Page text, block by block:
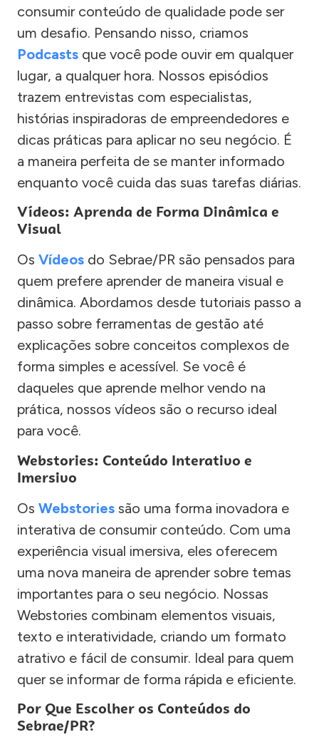
consumir conteúdo de qualidade pode ser
um desafio. Pensando nisso, criamos
Podcasts que você pode ouvir em qualquer
lugar, a qualquer hora. Nossos episódios
trazem entrevistas com especialistas,
histórias inspiradoras de empreendedores e
dicas práticas para aplicar no seu negócio. É
a maneira perfeita de se manter informado
enquanto você cuida das suas tarefas diárias.
Vídeos: Aprenda de Forma Dinâmica e
Visual
Os Vídeos do Sebrae/PR são pensados para
quem prefere aprender de maneira visual e
dinâmica. Abordamos desde tutoriais passo a
passo sobre ferramentas de gestão até
explicações sobre conceitos complexos de
forma simples e acessível. Se você é
daqueles que aprende melhor vendo na
prática, nossos vídeos são o recurso ideal
para você.
Webstories: Conteúdo Interativo e
Imersivo
Os Webstories são uma forma inovadora e
interativa de consumir conteúdo. Com uma
experiência visual imersiva, eles oferecem
uma nova maneira de aprender sobre temas
importantes para o seu negócio. Nossas
Webstories combinam elementos visuais,
texto e interatividade, criando um formato
atrativo e fácil de consumir. Ideal para quem
quer se informar de forma rápida e eficiente.
Por Que Escolher os Conteúdos do
Sebrae/PR?